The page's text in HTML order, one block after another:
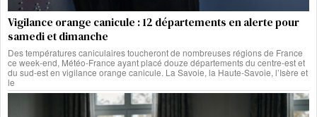
Vigilance orange canicule : 12 départements en alerte pour
samedi et dimanche
Des températures caniculaires toucheront de nombreuses régions de France
ce week-end, Météo-France ayant placé douze départements du centre-est et
du sud-est en vigilance orange canicule. La Savoie, la Haute-Savoie, l’Isère et
le